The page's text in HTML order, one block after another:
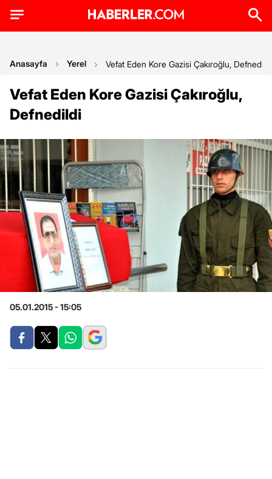
Anasayfa Yerel Vefat Eden Kore Gazisi Çakıroğlu, Defnedildi
Vefat Eden Kore Gazisi Çakıroğlu,
Defnedildi
05.01.2015 - 15:05